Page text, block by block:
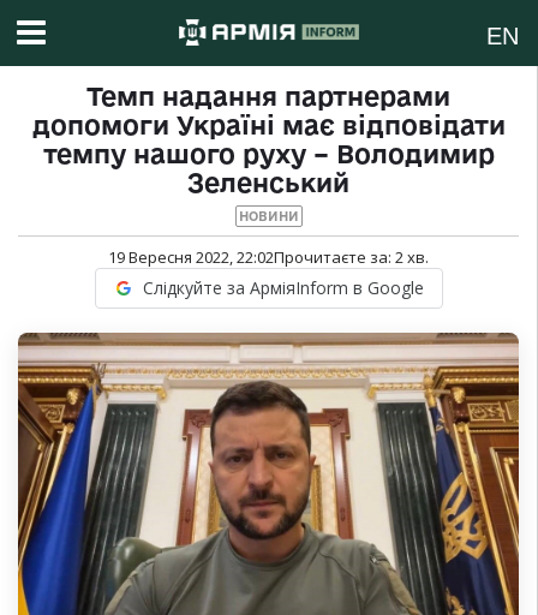
EN
Темп надання партнерами
допомоги Україні має відповідати
темпу нашого руху – Володимир
Зеленський
НОВИНИ
19 Вересня 2022, 22:02Прочитаєте за: 2хв.
Слідкуйте за АрміяInform в Google